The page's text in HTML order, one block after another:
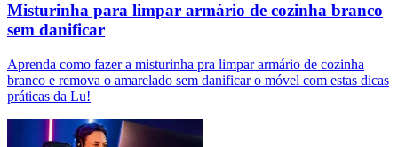
Misturinha para limpar armário de cozinha branco
sem danificar
Aprenda como fazer a misturinha pra limpar armário de cozinha
branco e remova o amarelado sem danificar o móvel com estas dicas
práticas da Lu!